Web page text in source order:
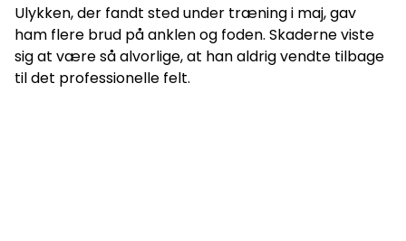
Ulykken, der fandt sted under træning i maj, gav
ham flere brud på anklen og foden. Skaderne viste
sig at være så alvorlige, at han aldrig vendte tilbage
til det professionelle felt.